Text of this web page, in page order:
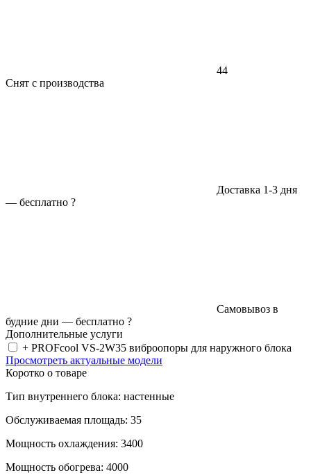
44
Снят с производства
Доставка 1-3 дня
— бесплатно ?
Самовывоз в
будние дни — бесплатно ?
Дополнительные услуги
+ PROFcool VS-2W35 виброопоры для наружного блока
Просмотреть актуальные модели
Коротко о товаре
Тип внутреннего блока: настенные
Обслуживаемая площадь: 35
Мощность охлаждения: 3400
Мощность обогрева: 4000